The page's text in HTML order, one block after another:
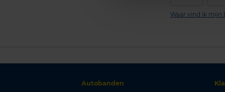
Waar vind ik mijn
Autobanden